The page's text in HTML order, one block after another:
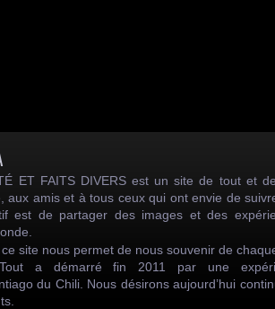
ET FAITS DIVERS est un site de tout et
aux amis et à tous ceux qui ont envie de
est de partager des images et des
site nous permet de nous souvenir de
a démarré fin 2011 par une
du Chili. Nous désirons aujourd’hui